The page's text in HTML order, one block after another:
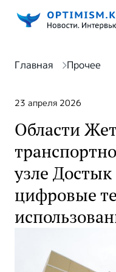
Главная Прочее
23 апреля 2026
Области
узле
цифровые